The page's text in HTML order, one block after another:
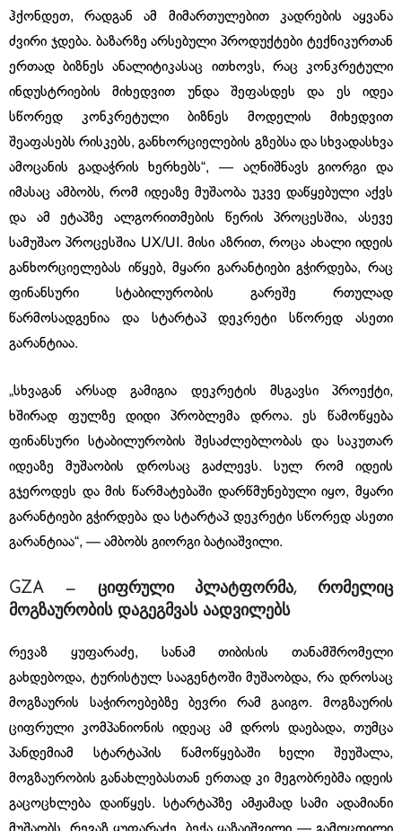
ჰქონდეთ, რადგან ამ მიმართულებით კადრების აყვანა
ძვირი ჯდება. ბაზარზე არსებული პროდუქტები ტექნიკურთან
ერთად ბიზნეს ანალიტიკასაც ითხოვს, რაც კონკრეტული
ინდუსტრიების მიხედვით უნდა შეფასდეს და ეს იდეა
სწორედ კონკრეტული ბიზნეს მოდელის მიხედვით
შეაფასებს რისკებს, განხორციელების გზებსა და სხვადასხვა
ამოცანის გადაჭრის ხერხებს“, — აღნიშნავს გიორგი და
იმასაც ამბობს, რომ იდეაზე მუშაობა უკვე დაწყებული აქვს
და ამ ეტაპზე ალგორითმების წერის პროცესშია, ასევე
სამუშაო პროცესშია UX/UI. მისი აზრით, როცა ახალი იდეის
განხორციელებას იწყებ, მყარი გარანტიები გჭირდება, რაც
ფინანსური სტაბილურობის გარეშე რთულად
წარმოსადგენია და სტარტაპ დეკრეტი სწორედ ასეთი
გარანტიაა.
„სხვაგან არსად გამიგია დეკრეტის მსგავსი პროექტი,
ხშირად ფულზე დიდი პრობლემა დროა. ეს წამოწყება
ფინანსური სტაბილურობის შესაძლებლობას და საკუთარ
იდეაზე მუშაობის დროსაც გაძლევს. სულ რომ იდეის
გჯეროდეს და მის წარმატებაში დარწმუნებული იყო, მყარი
გარანტიები გჭირდება და სტარტაპ დეკრეტი სწორედ ასეთი
გარანტიაა“, — ამბობს გიორგი ბატიაშვილი.
GZA — ციფრული პლატფორმა, რომელიც
მოგზაურობის დაგეგმვას აადვილებს
რევაზ ყუფარაძე, სანამ თიბისის თანამშრომელი
გახდებოდა, ტურისტულ სააგენტოში მუშაობდა, რა დროსაც
მოგზაურის საჭიროებებზე ბევრი რამ გაიგო. მოგზაურის
ციფრული კომპანიონის იდეაც ამ დროს დაებადა, თუმცა
პანდემიამ სტარტაპის წამოწყებაში ხელი შეუშალა,
მოგზაურობის განახლებასთან ერთად კი მეგობრებმა იდეის
გაცოცხლება დაიწყეს. სტარტაპზე ამჟამად სამი ადამიანი